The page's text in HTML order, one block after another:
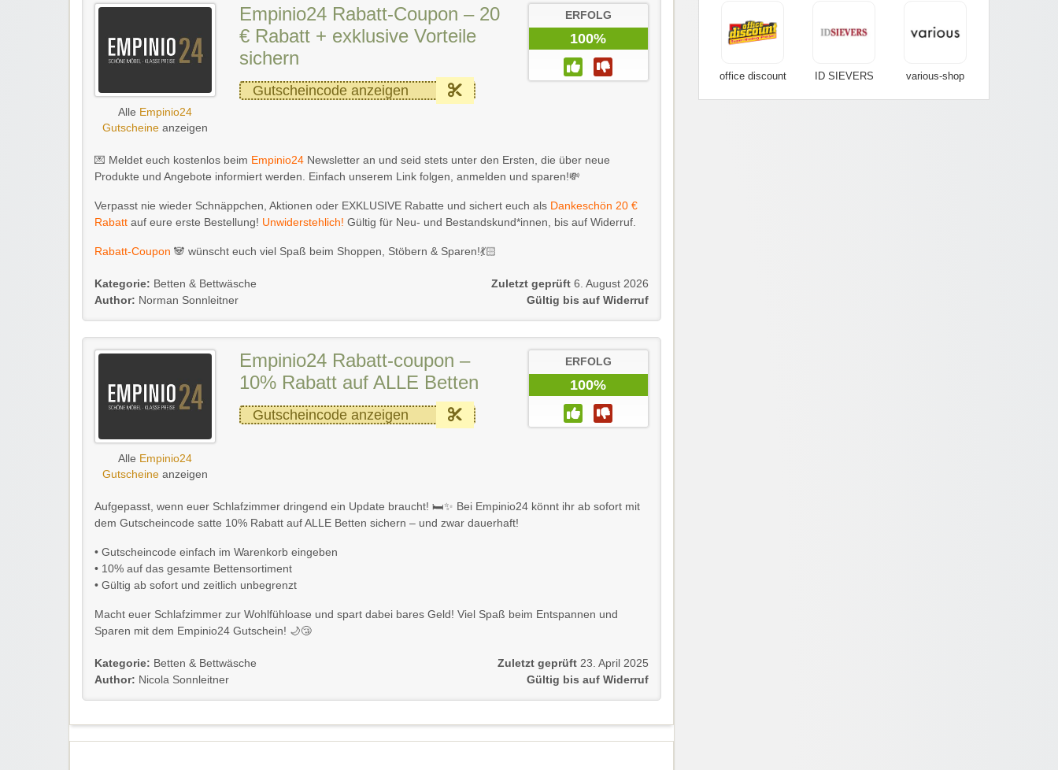
Alle Empinio24
Gutscheineanzeigen
Empinio24 Rabatt-Coupon – 20
€ Rabatt + exklusive Vorteile
sichern
Gutscheincode anzeigen
ERFOLG
100%
💌 Meldet euch kostenlos beim Empinio24 Newsletter an und seid stets unter den Ersten, die über neue
Produkte und Angebote informiert werden. Einfach unserem Link folgen, anmelden und sparen!💸
Verpasst nie wieder Schnäppchen, Aktionen oder EXKLUSIVE Rabatte und sichert euch als Dankeschön 20 €
Rabatt auf eure erste Bestellung! Unwiderstehlich! Gültig für Neu- und Bestandskund*innen, bis auf Widerruf.
Rabatt-Coupon 🐼 wünscht euch viel Spaß beim Shoppen, Stöbern & Sparen!💃🏻
Kategorie: Betten & Bettwäsche
Author: Norman Sonnleitner
Zuletzt geprüft 6. August 2026
Gültig bis auf Widerruf
Alle Empinio24
Gutscheineanzeigen
Empinio24 Rabatt-coupon –
10% Rabatt auf ALLE Betten
Gutscheincode anzeigen
ERFOLG
100%
Aufgepasst, wenn euer Schlafzimmer dringend ein Update braucht! 🛏️✨ Bei Empinio24 könnt ihr ab sofort mit
dem Gutscheincode satte 10% Rabatt auf ALLE Betten sichern – und zwar dauerhaft!
• Gutscheincode einfach im Warenkorb eingeben
• 10% auf das gesamte Bettensortiment
• Gültig ab sofort und zeitlich unbegrenzt
Macht euer Schlafzimmer zur Wohlfühloase und spart dabei bares Geld! Viel Spaß beim Entspannen und
Sparen mit dem Empinio24 Gutschein! 🌙😴
Kategorie: Betten & Bettwäsche
Author: Nicola Sonnleitner
Zuletzt geprüft 23. April 2025
Gültig bis auf Widerruf
office discount ID SIEVERS various-shop